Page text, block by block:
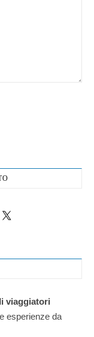
viaggiatori
esperienze da